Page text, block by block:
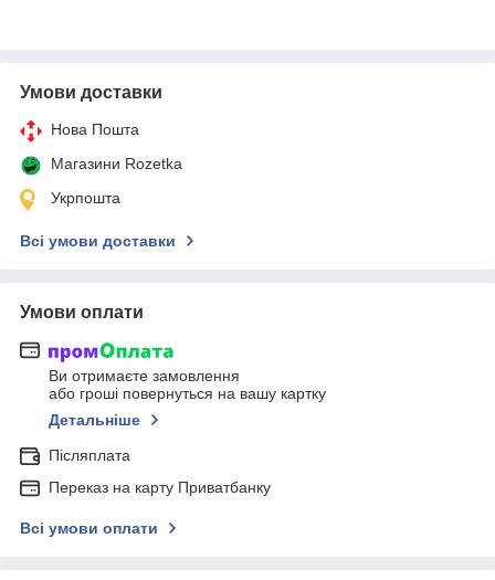
Умови доставки
Нова Пошта
Магазини Rozetka
Укрпошта
Всі умови доставки
Умови оплати
Ви отримаєте замовлення
або гроші повернуться на вашу картку
Детальніше
Післяплата
Переказ на карту Приватбанку
Всі умови оплати